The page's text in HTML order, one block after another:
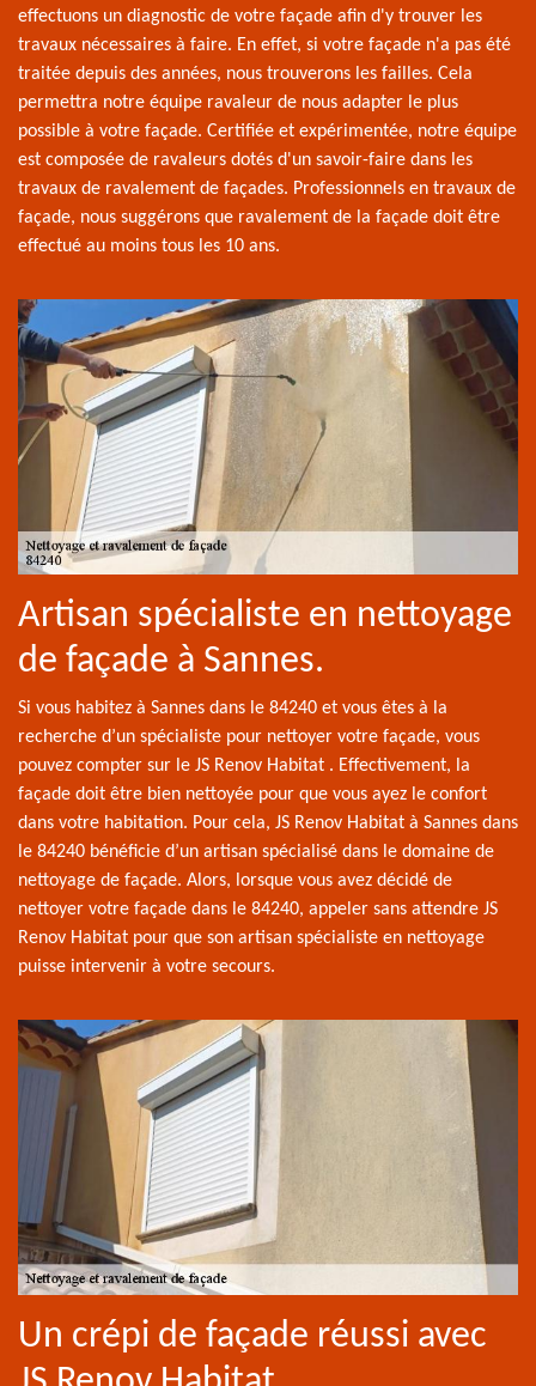
effectuons un diagnostic de votre façade afin d'y trouver les
travaux nécessaires à faire. En effet, si votre façade n'a pas été
traitée depuis des années, nous trouverons les failles. Cela
permettra notre équipe ravaleur de nous adapter le plus
possible à votre façade. Certifiée et expérimentée, notre équipe
est composée de ravaleurs dotés d'un savoir-faire dans les
travaux de ravalement de façades. Professionnels en travaux de
façade, nous suggérons que ravalement de la façade doit être
effectué au moins tous les 10 ans.
Artisan spécialiste en nettoyage
de façade à Sannes.
Si vous habitez à Sannes dans le 84240 et vous êtes à la
recherche d’un spécialiste pour nettoyer votre façade, vous
pouvez compter sur le JS Renov Habitat . Effectivement, la
façade doit être bien nettoyée pour que vous ayez le confort
dans votre habitation. Pour cela, JS Renov Habitat à Sannes dans
le 84240 bénéficie d’un artisan spécialisé dans le domaine de
nettoyage de façade. Alors, lorsque vous avez décidé de
nettoyer votre façade dans le 84240, appeler sans attendre JS
Renov Habitat pour que son artisan spécialiste en nettoyage
puisse intervenir à votre secours.
Un crépi de façade réussi avec